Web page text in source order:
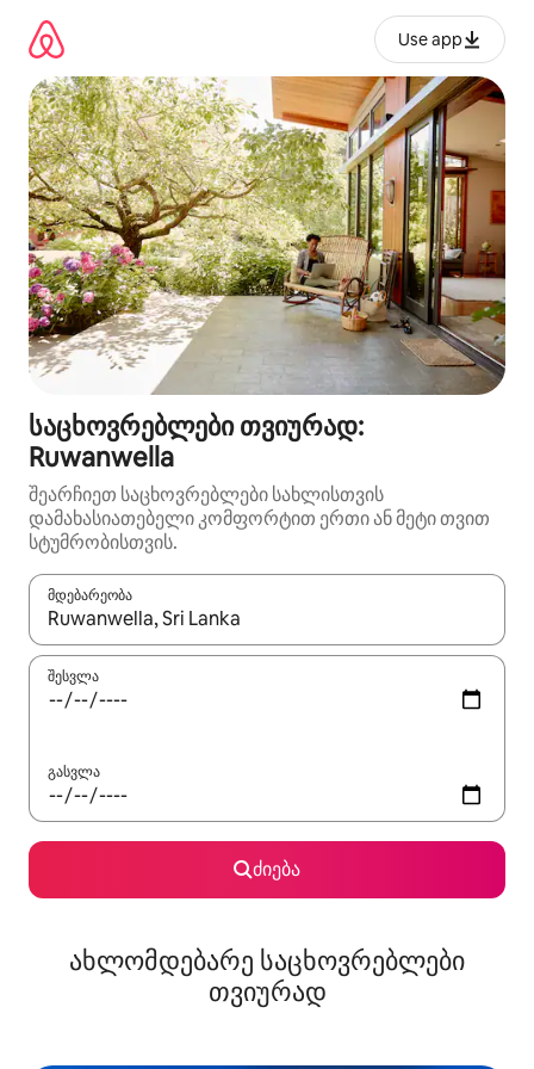
გადასვლა
Use app
საცხოვრებლები თვიურად:
Ruwanwella
შეარჩიეთ საცხოვრებლები სახლისთვის
დამახასიათებელი კომფორტით ერთი ან მეტი თვით
სტუმრობისთვის.
მდებარეობა
როცა შედეგები ხელმისაწვდომი გახდება, ნავიგაციისთვის
შესვლა
გასვლა
ძიება
ახლომდებარე საცხოვრებლები
თვიურად